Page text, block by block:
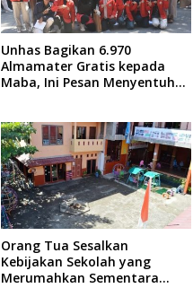
Unhas Bagikan 6.970
Almamater Gratis kepada
Maba, Ini Pesan Menyentuh
Orang Tua Sesalkan
Kebijakan Sekolah yang
Merumahkan Sementara